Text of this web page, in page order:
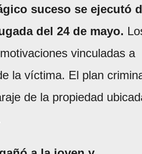
suceso se ejecutó
del 24 de mayo.
vinculadas a
la víctima. El plan
de la propiedad